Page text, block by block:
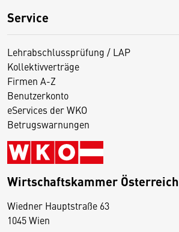
Service
Lehrabschlussprüfung / LAP
Kollektivverträge
Firmen A-Z
Benutzerkonto
eServices der WKO
Betrugswarnungen
Wirtschaftskammer Österreich
Wiedner Hauptstraße 63
1045 Wien
D